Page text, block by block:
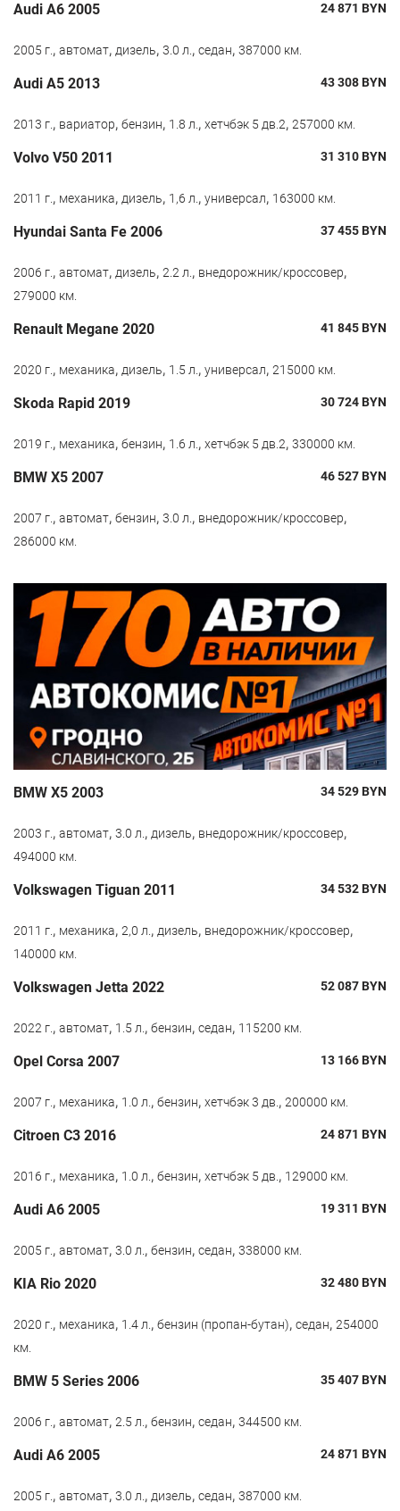
Audi A6 2005 24 871 BYN
2005 г., автомат, дизель, 3.0 л., седан, 387000 км.
Audi A5 2013 43 308BYN
2013 г., вариатор, бензин, 1.8 л., хетчбэк 5 дв.2, 257000 км.
Volvo V50 2011 31 310BYN
2011 г., механика, дизель, 1,6 л., универсал, 163000 км.
Hyundai Santa Fe 2006 37 455BYN
2006 г., автомат, дизель, 2.2 л., внедорожник/кроссовер,
279000 км.
Renault Megane 2020 41 845BYN
2020 г., механика, дизель, 1.5 л., универсал, 215000 км.
Skoda Rapid 2019 30 724BYN
2019 г., механика, бензин, 1.6 л., хетчбэк 5 дв.2, 330000 км.
BMW X5 2007 46 527BYN
2007 г., автомат, бензин, 3.0 л., внедорожник/кроссовер,
286000 км.
BMW X5 2003 34 529BYN
2003 г., автомат, 3.0 л., дизель, внедорожник/кроссовер,
494000 км.
Volkswagen Tiguan 2011 34 532BYN
2011 г., механика, 2,0 л., дизель, внедорожник/кроссовер,
140000 км.
Volkswagen Jetta 2022 52 087BYN
2022 г., автомат, 1.5 л., бензин, седан, 115200 км.
Opel Corsa 2007 13 166BYN
2007 г., механика, 1.0 л., бензин, хетчбэк 3 дв., 200000 км.
Citroen C3 2016 24 871 BYN
2016 г., механика, 1.0 л., бензин, хетчбэк 5 дв., 129000 км.
Audi A6 2005 19 311 BYN
2005 г., автомат, 3.0 л., бензин, седан, 338000 км.
KIA Rio 2020 32 480BYN
2020 г., механика, 1.4 л., бензин (пропан-бутан), седан, 254000
км.
BMW 5 Series 2006 35 407BYN
2006 г., автомат, 2.5 л., бензин, седан, 344500 км.
Audi A6 2005 24 871 BYN
2005 г., автомат, 3.0 л., дизель, седан, 387000 км.